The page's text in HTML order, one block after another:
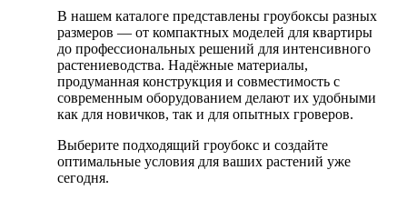
В нашем каталоге представлены гроубоксы разных
размеров — от компактных моделей для квартиры
до профессиональных решений для интенсивного
растениеводства. Надёжные материалы,
продуманная конструкция и совместимость с
современным оборудованием делают их удобными
как для новичков, так и для опытных гроверов.
Выберите подходящий гроубокс и создайте
оптимальные условия для ваших растений уже
сегодня.